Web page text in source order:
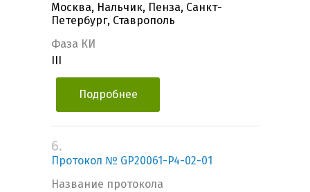
Москва, Нальчик, Пенза, Санкт-
Петербург, Ставрополь
Фаза КИ
Подробнее
6.
Протокол № GP20061-P4-02-01
Название протокола